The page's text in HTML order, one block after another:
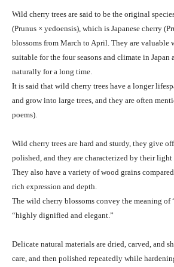
Wild cherry trees are said to be the original
(Prunus × yedoensis), which is Japanese cherry
blossoms from March to April. They are valuable
suitable for the four seasons and climate in Japan
naturally for a long time.
It is said that wild cherry trees have a longer
and grow into large trees, and they are often
poems).
Wild cherry trees are hard and sturdy, they give
polished, and they are characterized by their light
They also have a variety of wood grains
rich expression and depth.
The wild cherry blossoms convey the meaning of
“highly dignified and elegant.”
Delicate natural materials are dried, carved, and
care, and then polished repeatedly while